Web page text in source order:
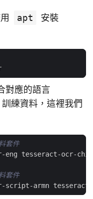
apt
安裝
對應的語言
練資料，這裡我們
套件
套件